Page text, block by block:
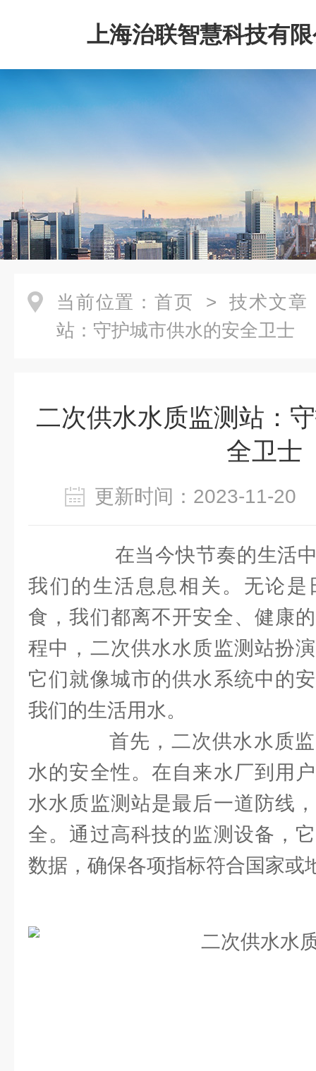
上海治联智慧科技有
当前位置： 首页 > 技术文章
站：守护城市供水的安全卫士
二次供水水质监测站：
全卫士
更新时间：2023-11-
在当今快节奏的生活中
我们的生活息息相关。无论是
食，我们都离不开安全、健康
程中，二次供水水质监测站扮
它们就像城市的供水系统中的
我们的生活用水。
首先，二次供水水质监
水的安全性。在自来水厂到用
水水质监测站是最后一道防线
全。通过高科技的监测设备，
数据，确保各项指标符合国家或